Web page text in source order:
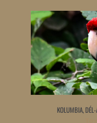
KOLUMBIA,